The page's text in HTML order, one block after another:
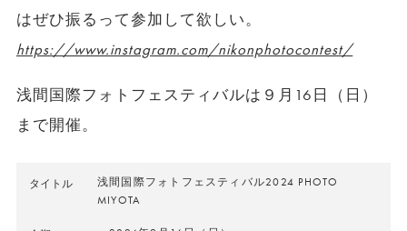
はぜひ振るって参加して欲しい。
https://www.instagram.com/nikonphotocontest/
浅間国際フォトフェスティバルは９月16日（日）
まで開催。
タイトル
浅間国際フォトフェスティバル2024 PHOTO
MIYOTA